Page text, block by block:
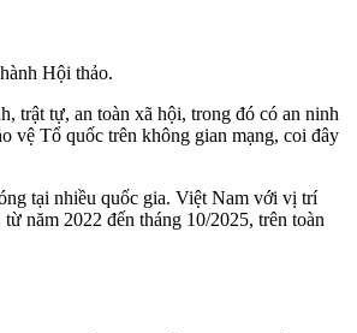
Hội thảo.
trật tự, an toàn xã hội, trong đó có an ninh
vệ Tổ quốc trên không gian mạng, coi đây
tại nhiều quốc gia. Việt Nam với vị trí
năm 2022 đến tháng 10/2025, trên toàn